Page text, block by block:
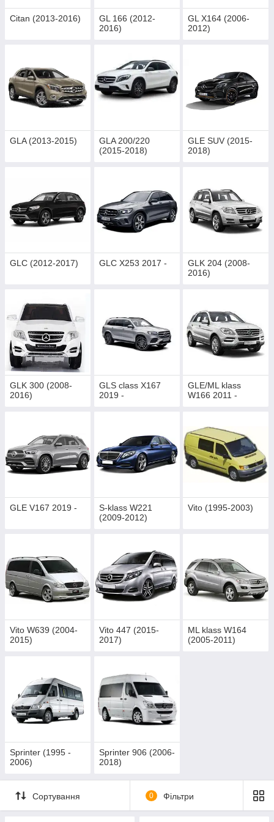
Citan (2013-2016)
GL 166 (2012-
2016)
GL X164 (2006-
2012)
GLA (2013-2015)
GLA 200/220
(2015-2018)
GLE SUV (2015-
2018)
GLC (2012-2017) GLC X253 2017 -
GLK 204 (2008-
2016)
GLK 300 (2008-
2016)
GLS class X167
2019 -
GLE/ML klass
W166 2011 -
GLE V167 2019 -
S-klass W221
(2009-2012)
Vito (1995-2003)
Vito W639 (2004-
2015)
Vito 447 (2015-
2017)
ML klass W164
(2005-2011)
Sprinter (1995 -
2006)
Sprinter 906 (2006-
2018)
Сортування 0 Фільтри